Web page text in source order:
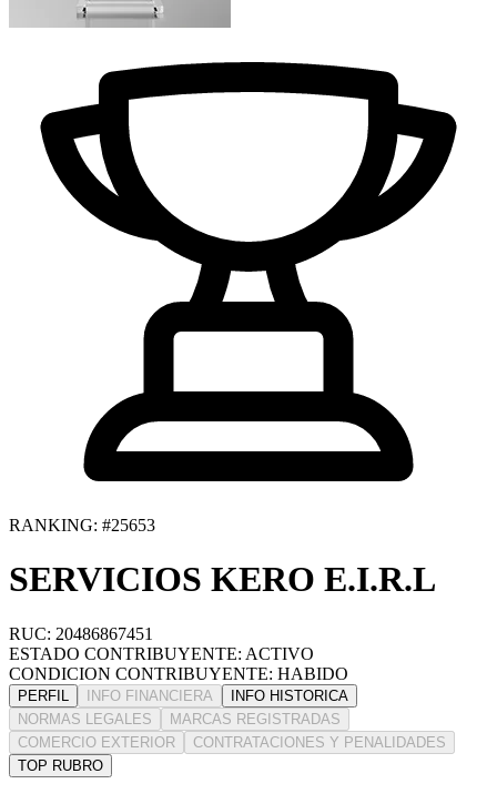
RANKING: #25653
SERVICIOS KERO E.I.R.L
RUC: 20486867451
ESTADO CONTRIBUYENTE: ACTIVO
CONDICION CONTRIBUYENTE: HABIDO
PERFIL INFO FINANCIERA
INFO HISTORICA
NORMAS LEGALES
MARCAS REGISTRADAS
COMERCIO EXTERIOR
CONTRATACIONES Y PENALIDADES
TOP RUBRO